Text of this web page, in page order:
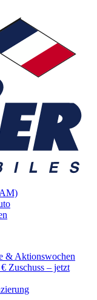
& Aktionswochen
Zuschuss – jetzt